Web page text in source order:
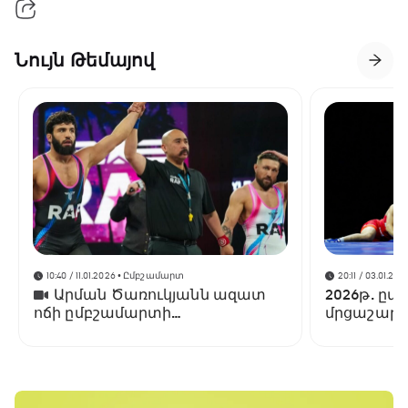
Նույն Թեմայով
10:40 / 11.01.2026• Ըմբշամարտ
Արման Ծառուկյանն ազատ
ոճի ըմբշամարտի
20:11 /
2026թ.